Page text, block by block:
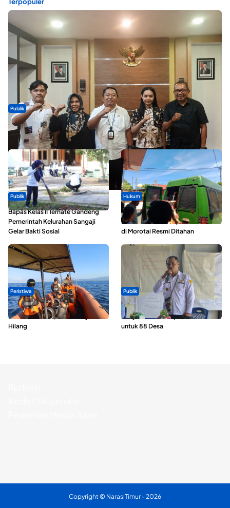
Publik
Dua Talenta Muda Ternate Wakili Maluku Utara di Gita Bahana
Nusantara 2026
Publik
Bapas Kelas II Ternate Gandeng
Pemerintah Kelurahan Sangaji
Gelar Bakti Sosial
Hukum
Oknum ASN yang Diduga Lakukan
Pelecehan Terhadap 5 Siswa SMA
di Morotai Resmi Ditahan
Peristiwa
Dua Longboat Bertabrakan di
Perairan Taliabu, Satu Nelayan
Hilang
Publik
ABDESI Morotai Apresiasi
Penyaluran ADD Rp3,13 Miliar
untuk 88 Desa
Copyright © NarasiTimur - 2026